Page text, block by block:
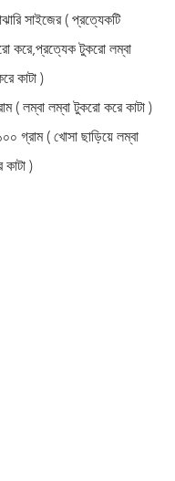
সাইজের ( প্রত্যেকটি
করে,প্রত্যেক টুকরো লম্বা
কাটা )
( লম্বা লম্বা টুকরো করে কাটা )
গ্রাম ( খোসা ছাড়িয়ে লম্বা
)